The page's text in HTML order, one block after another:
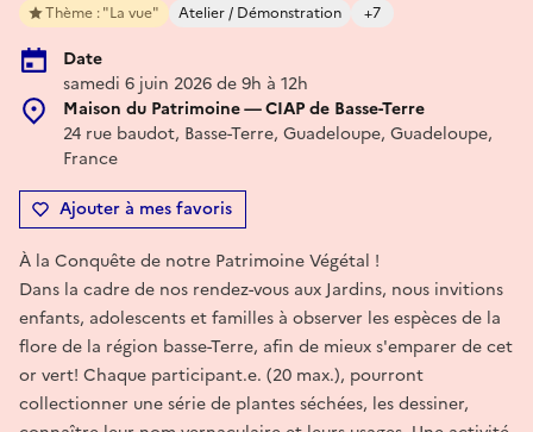
Thème : "La vue" Atelier / Démonstration +7
Date
samedi 6 juin 2026 de 9h à 12h
Maison du Patrimoine — CIAP de Basse-Terre
24 rue baudot, Basse-Terre, Guadeloupe, Guadeloupe,
France
Ajouter à mes favoris
À la Conquête de notre Patrimoine Végétal !
Dans la cadre de nos rendez-vous aux Jardins, nous invitions
enfants, adolescents et familles à observer les espèces de la
flore de la région basse-Terre, afin de mieux s'emparer de cet
or vert! Chaque participant.e. (20 max.), pourront
collectionner une série de plantes séchées, les dessiner,